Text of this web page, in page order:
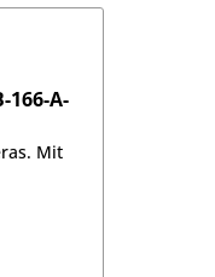
166-A-
Mit